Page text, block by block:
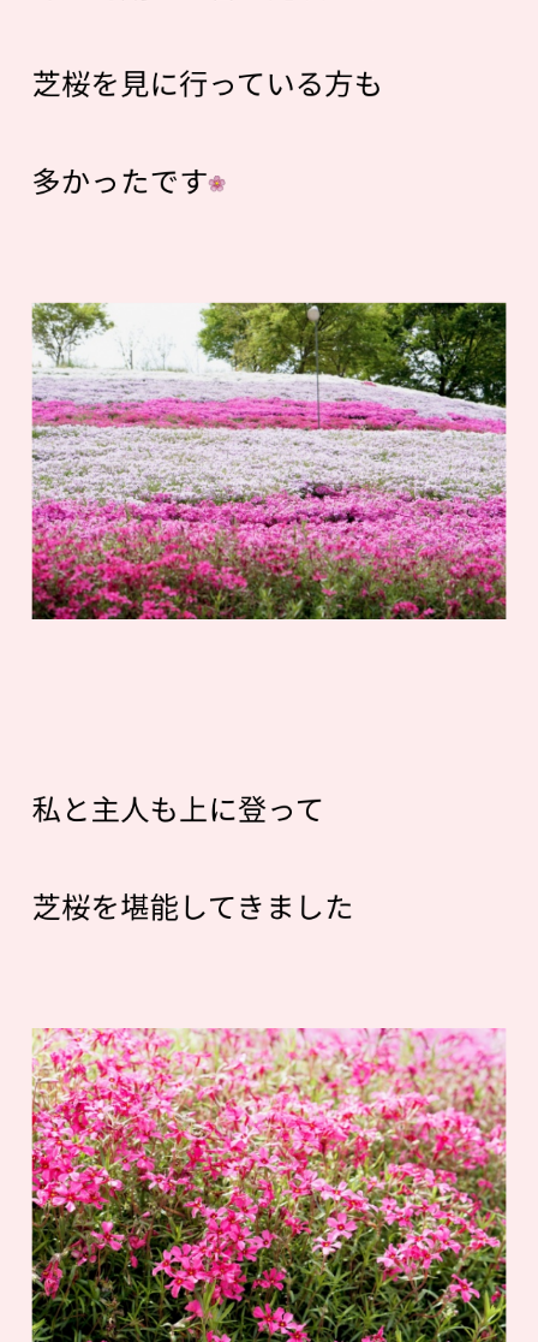
芝桜を見に行っている方も
多かったです
私と主人も上に登って
芝桜を堪能してきました